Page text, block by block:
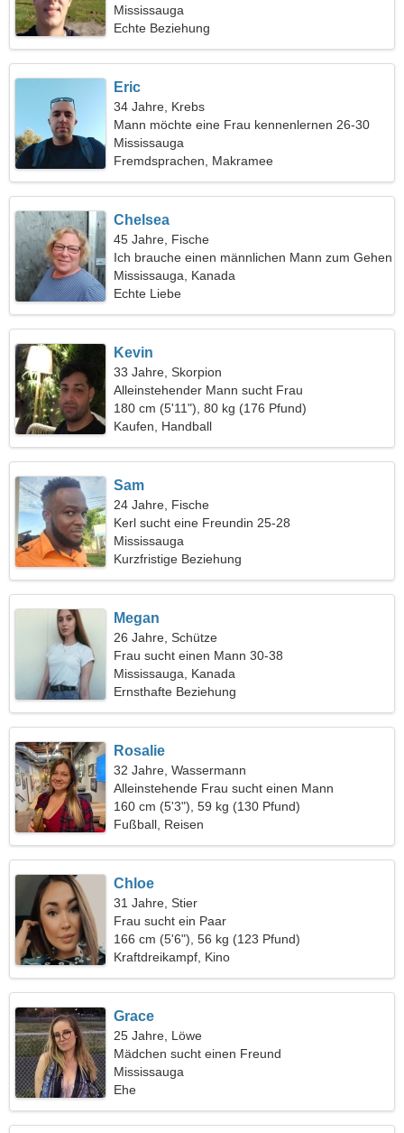
Frau
Mississauga
Echte Beziehung
Eric
34 Jahre, Krebs
Mann möchte eine Frau kennenlernen 26-30
Mississauga
Fremdsprachen, Makramee
Chelsea
45 Jahre, Fische
Ich brauche einen männlichen Mann zum Gehen
Mississauga, Kanada
Echte Liebe
Kevin
33 Jahre, Skorpion
Alleinstehender Mann sucht Frau
180 cm (5'11"), 80 kg (176 Pfund)
Kaufen, Handball
Sam
24 Jahre, Fische
Kerl sucht eine Freundin 25-28
Mississauga
Kurzfristige Beziehung
Megan
26 Jahre, Schütze
Frau sucht einen Mann 30-38
Mississauga, Kanada
Ernsthafte Beziehung
Rosalie
32 Jahre, Wassermann
Alleinstehende Frau sucht einen Mann
160 cm (5'3"), 59 kg (130 Pfund)
Fußball, Reisen
Chloe
31 Jahre, Stier
Frau sucht ein Paar
166 cm (5'6"), 56 kg (123 Pfund)
Kraftdreikampf, Kino
Grace
25 Jahre, Löwe
Mädchen sucht einen Freund
Mississauga
Ehe